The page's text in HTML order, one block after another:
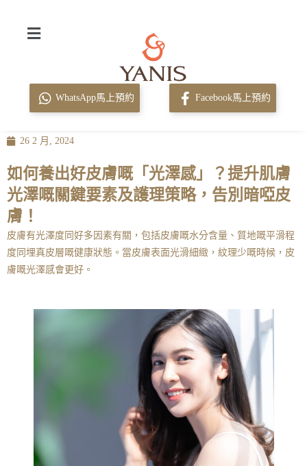
WhatsApp馬上預約 Facebook馬上預約
26 2 月, 2024
如何養出好皮膚嘅「光澤感」？提升肌膚
光澤嘅關鍵要素及護理策略，告別暗啞皮
膚！
皮膚有光澤度同好多因素有關，包括皮膚嘅水分含量、質地嘅平滑程
度同埋真皮層嘅健康狀態。當皮膚表面光滑細緻，紋理少嘅時候，皮
膚嘅光澤感會更好。